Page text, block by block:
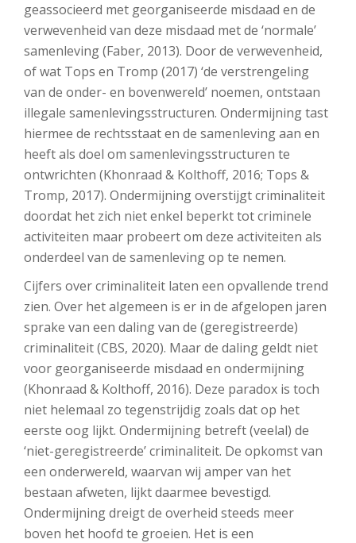
geassocieerd met georganiseerde misdaad en de
verwevenheid van deze misdaad met de ‘normale’
samenleving (Faber, 2013). Door de verwevenheid,
of wat Tops en Tromp (2017) ‘de verstrengeling
van de onder- en bovenwereld’ noemen, ontstaan
illegale samenlevingsstructuren. Ondermijning tast
hiermee de rechtsstaat en de samenleving aan en
heeft als doel om samenlevingsstructuren te
ontwrichten (Khonraad & Kolthoff, 2016; Tops &
Tromp, 2017). Ondermijning overstijgt criminaliteit
doordat het zich niet enkel beperkt tot criminele
activiteiten maar probeert om deze activiteiten als
onderdeel van de samenleving op te nemen.
Cijfers over criminaliteit laten een opvallende trend
zien. Over het algemeen is er in de afgelopen jaren
sprake van een daling van de (geregistreerde)
criminaliteit (CBS, 2020). Maar de daling geldt niet
voor georganiseerde misdaad en ondermijning
(Khonraad & Kolthoff, 2016). Deze paradox is toch
niet helemaal zo tegenstrijdig zoals dat op het
eerste oog lijkt. Ondermijning betreft (veelal) de
‘niet-geregistreerde’ criminaliteit. De opkomst van
een onderwereld, waarvan wij amper van het
bestaan afweten, lijkt daarmee bevestigd.
Ondermijning dreigt de overheid steeds meer
boven het hoofd te groeien. Het is een